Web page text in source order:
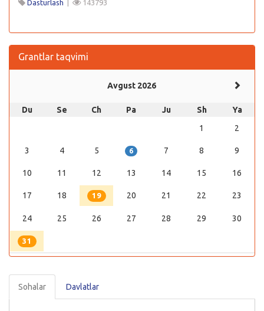
Dasturlash | 143793
Grantlar taqvimi
Avgust 2026
Du Se Ch Pa Ju Sh
Ya
1
2
3 4 5 6 7 8 9
10 11 12 13 14 15 16
17 18 19 20 21 22 23
24 25 26 27 28 29 30
31
Sohalar Davlatlar